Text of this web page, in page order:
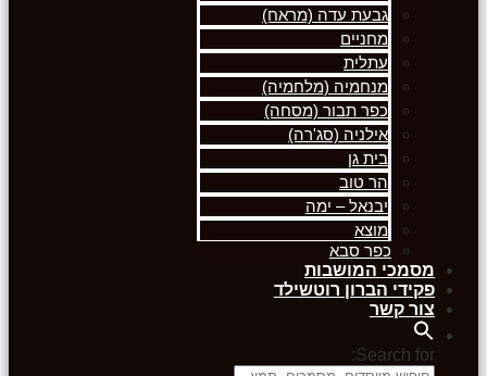
גבעת עדה (מראח)
מחניים
עתלית
מנחמיה (מלחמיה)
כפר תבור (מסחה)
אילניה (סג'רה)
בית גן
הר טוב
יבנאל – ימה
מוצא
כפר סבא
מסמכי המושבות
פקידי הברון רוטשילד
צור קשר
Search for: